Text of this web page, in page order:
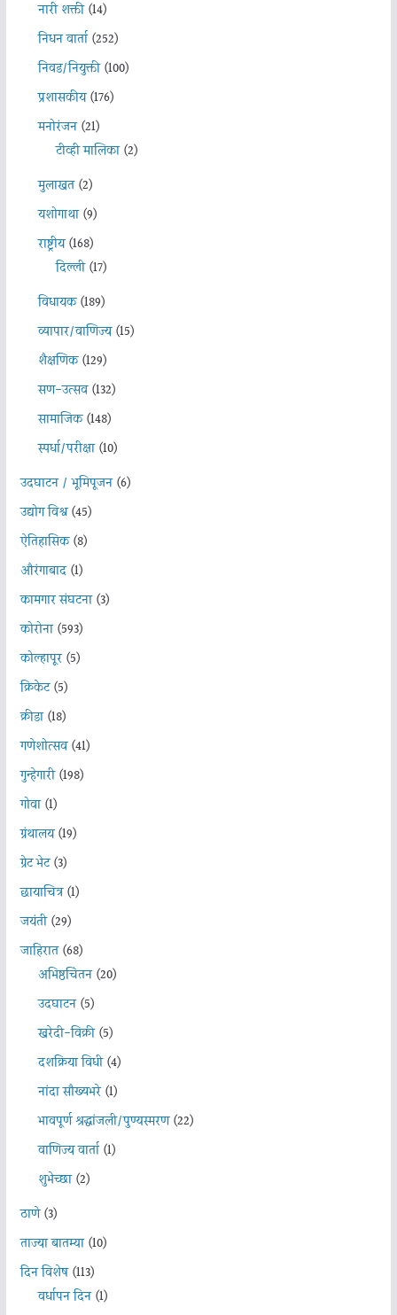
नारी शक्ती(14)
निधन वार्ता(252)
निवड/नियुक्ती(100)
प्रशासकीय(176)
मनोरंजन(21)
टीव्ही मालिका(2)
मुलाखत(2)
यशोगाथा(9)
राष्ट्रीय(168)
दिल्ली(17)
विधायक(189)
व्यापार/वाणिज्य(15)
शैक्षणिक(129)
सण-उत्सव(132)
सामाजिक(148)
स्पर्धा/परीक्षा(10)
उदघाटन / भूमिपूजन(6)
उद्योग विश्व(45)
ऐतिहासिक(8)
औरंगाबाद(1)
कामगार संघटना(3)
कोरोना(593)
कोल्हापूर(5)
क्रिकेट(5)
क्रीडा(18)
गणेशोत्सव(41)
गुन्हेगारी(198)
गोवा(1)
ग्रंथालय(19)
ग्रेट भेट(3)
छायाचित्र(1)
जयंती(29)
जाहिरात(68)
अभिष्ठचिंतन(20)
उदघाटन(5)
खरेदी-विक्री(5)
दशक्रिया विधी(4)
नांदा सौख्यभरे(1)
भावपूर्ण श्रद्धांजली/पुण्यस्मरण(22)
वाणिज्य वार्ता(1)
शुभेच्छा(2)
ठाणे(3)
ताज्या बातम्या(10)
दिन विशेष(113)
वर्धापन दिन(1)